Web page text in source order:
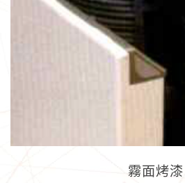
霧面烤漆